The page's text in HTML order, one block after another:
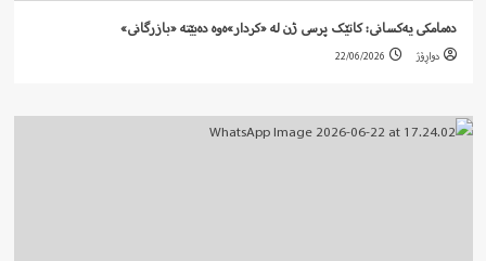
دەمامکی یەکسانی: کاتێک پرسی ژن لە «کردار»ەوە دەبێتە «بازرگانی»
دواڕۆژ 22/06/2026